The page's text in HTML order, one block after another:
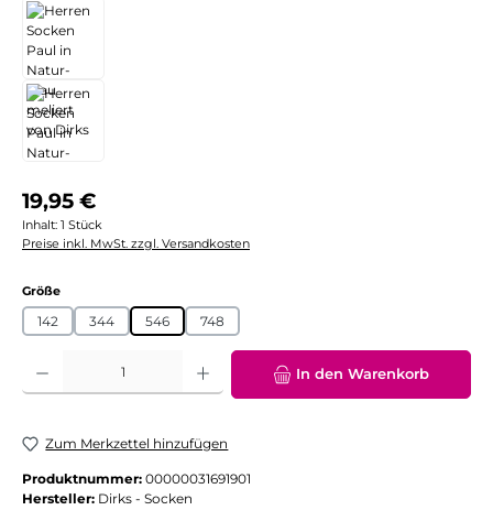
Regulärer Preis:
19,95 €
Inhalt: 1 Stück
Preise inkl. MwSt. zzgl. Versandkosten
Größeauswählen
142 344 546 748
Produkt Anzahl: Gib den gewünschten Wert ein oder benutze die
In den Warenkorb
Zum Merkzettel hinzufügen
Produktnummer: 00000031691901
Hersteller: Dirks - Socken